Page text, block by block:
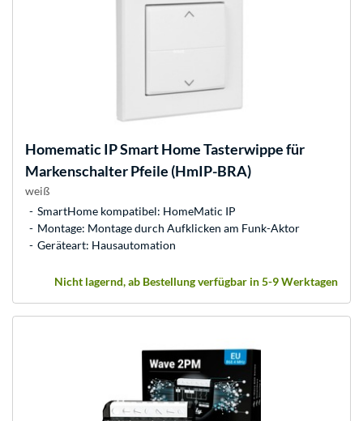
Homematic IPSmart Home Tasterwippe für
Markenschalter Pfeile (HmIP-BRA)
weiß
SmartHome kompatibel: HomeMatic IP
Montage: Montage durch Aufklicken am Funk-Aktor
Geräteart: Hausautomation
Nicht lagernd, ab Bestellung verfügbar in 5-9 Werktagen